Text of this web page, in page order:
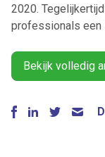
2020.
professionals een
Bekijk volledig